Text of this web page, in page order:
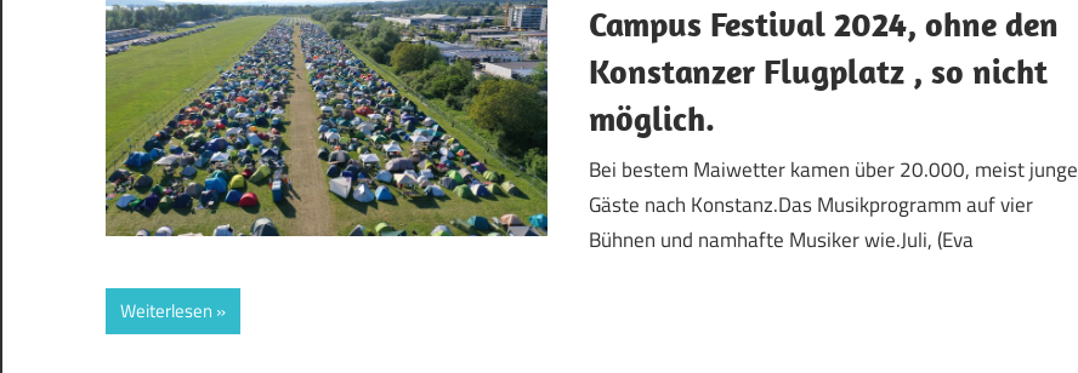
Campus Festival 2024, ohne den
Konstanzer Flugplatz , so nicht
möglich.
Bei bestem Maiwetter kamen über 20.000, meist junge
Gäste nach Konstanz.Das Musikprogramm auf vier
Bühnen und namhafte Musiker wie.Juli, (Eva
Weiterlesen